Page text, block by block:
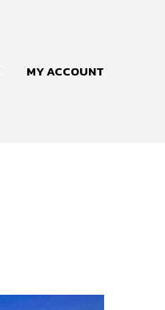
MY ACCOUNT